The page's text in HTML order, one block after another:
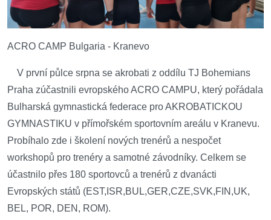
ACRO CAMP Bulgaria - Kranevo
V první půlce srpna se akrobati z oddílu TJ Bohemians
Praha zúčastnili evropského ACRO CAMPU, který pořádala
Bulharská gymnastická federace pro AKROBATICKOU
GYMNASTIKU v přímořském sportovním areálu v Kranevu.
Probíhalo zde i školení nových trenérů a nespočet
workshopů pro trenéry a samotné závodníky. Celkem se
účastnilo přes 180 sportovců a trenérů z dvanácti
Evropských států (EST,ISR,BUL,GER,CZE,SVK,FIN,UK,
BEL, POR, DEN, ROM).